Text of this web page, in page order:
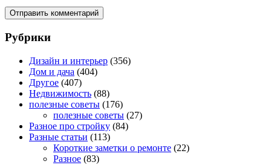
Рубрики
Дизайн и интерьер (356)
Дом и дача (404)
Другое (407)
Недвижимость (88)
полезные советы (176)
полезные советы (27)
Разное про стройку (84)
Разные статьи (113)
Короткие заметки о ремонте (22)
Разное (83)